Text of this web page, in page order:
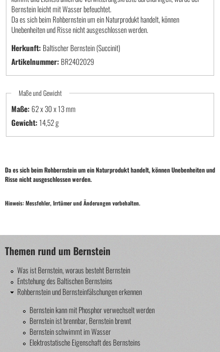
Bernstein leicht mit Wasser befeuchtet.
Da es sich beim Rohbernstein um ein Naturprodukt handelt, können
Unebenheiten und Risse nicht ausgeschlossen werden.
Herkunft: Baltischer Bernstein (Succinit)
Artikelnummer: BR2402029
Maße und Gewicht
Maße: 62 x 30 x 13
Gewicht:14,52 g
Da es sich beim Rohbernstein um ein Naturprodukt handelt, können Unebenheiten und
Risse nicht ausgeschlossen werden.
Hinweis: Messfehler, Irrtümer und Änderungen vorbehalten.
Themen rund um Bernstein
Was ist Bernstein, woraus besteht Bernstein
Entstehung des Baltischen Bernsteins
Rohbernstein und Bernsteinfälschungen erkennen
Bernstein kann mit Phosphor verwechselt werden
Bernstein ist brennbar, Bernstein brennt
Bernstein schwimmt im Wasser
Elektrostatische Eigenschaft des Bernsteins